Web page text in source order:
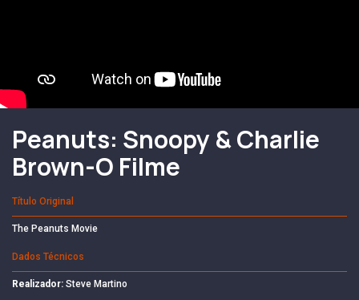
Peanuts: Snoopy & Charlie
Brown-O Filme
Título Original
The Peanuts Movie
Dados Técnicos
Realizador: Steve Martino